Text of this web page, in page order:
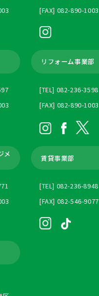
[FAX] 082-890-1003
リフォーム事業部
[TEL] 082-236-3598
[FAX] 082-890-1003
メ
賃貸事業部
[TEL] 082-236-8948
[FAX] 082-546-9077